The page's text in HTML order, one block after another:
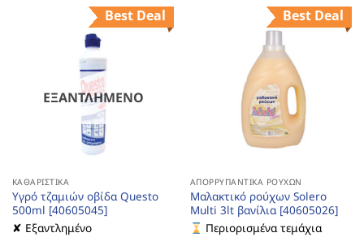
Best Deal
ΕΞΑΝΤΛΗΜΈΝΟ
ΚΑΘΑΡΙΣΤΙΚΆ
Υγρό τζαμιών οβίδα Questo
500ml [40605045]
✘ Εξαντλημένο
Best Deal
ΑΠΟΡΡΥΠΑΝΤΙΚΆ ΡΟΎΧΩΝ
Μαλακτικό ρούχων Solero
Multi 3lt βανίλια [40605026]
Περιορισμένα τεμάχια